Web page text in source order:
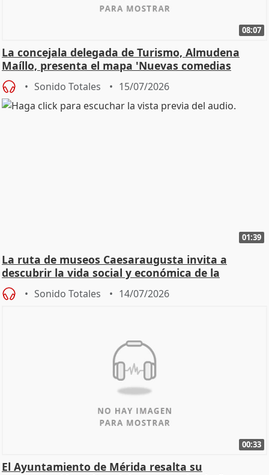
08:07
La concejala delegada de Turismo, Almudena
Maíllo, presenta el mapa 'Nuevas comedias
madrileñas'
Sonido Totales 15/07/2026
01:39
La ruta de museos Caesaraugusta invita a
descubrir la vida social y económica de la
Zaragoza ro
Sonido Totales 14/07/2026
00:33
El Ayuntamiento de Mérida resalta su